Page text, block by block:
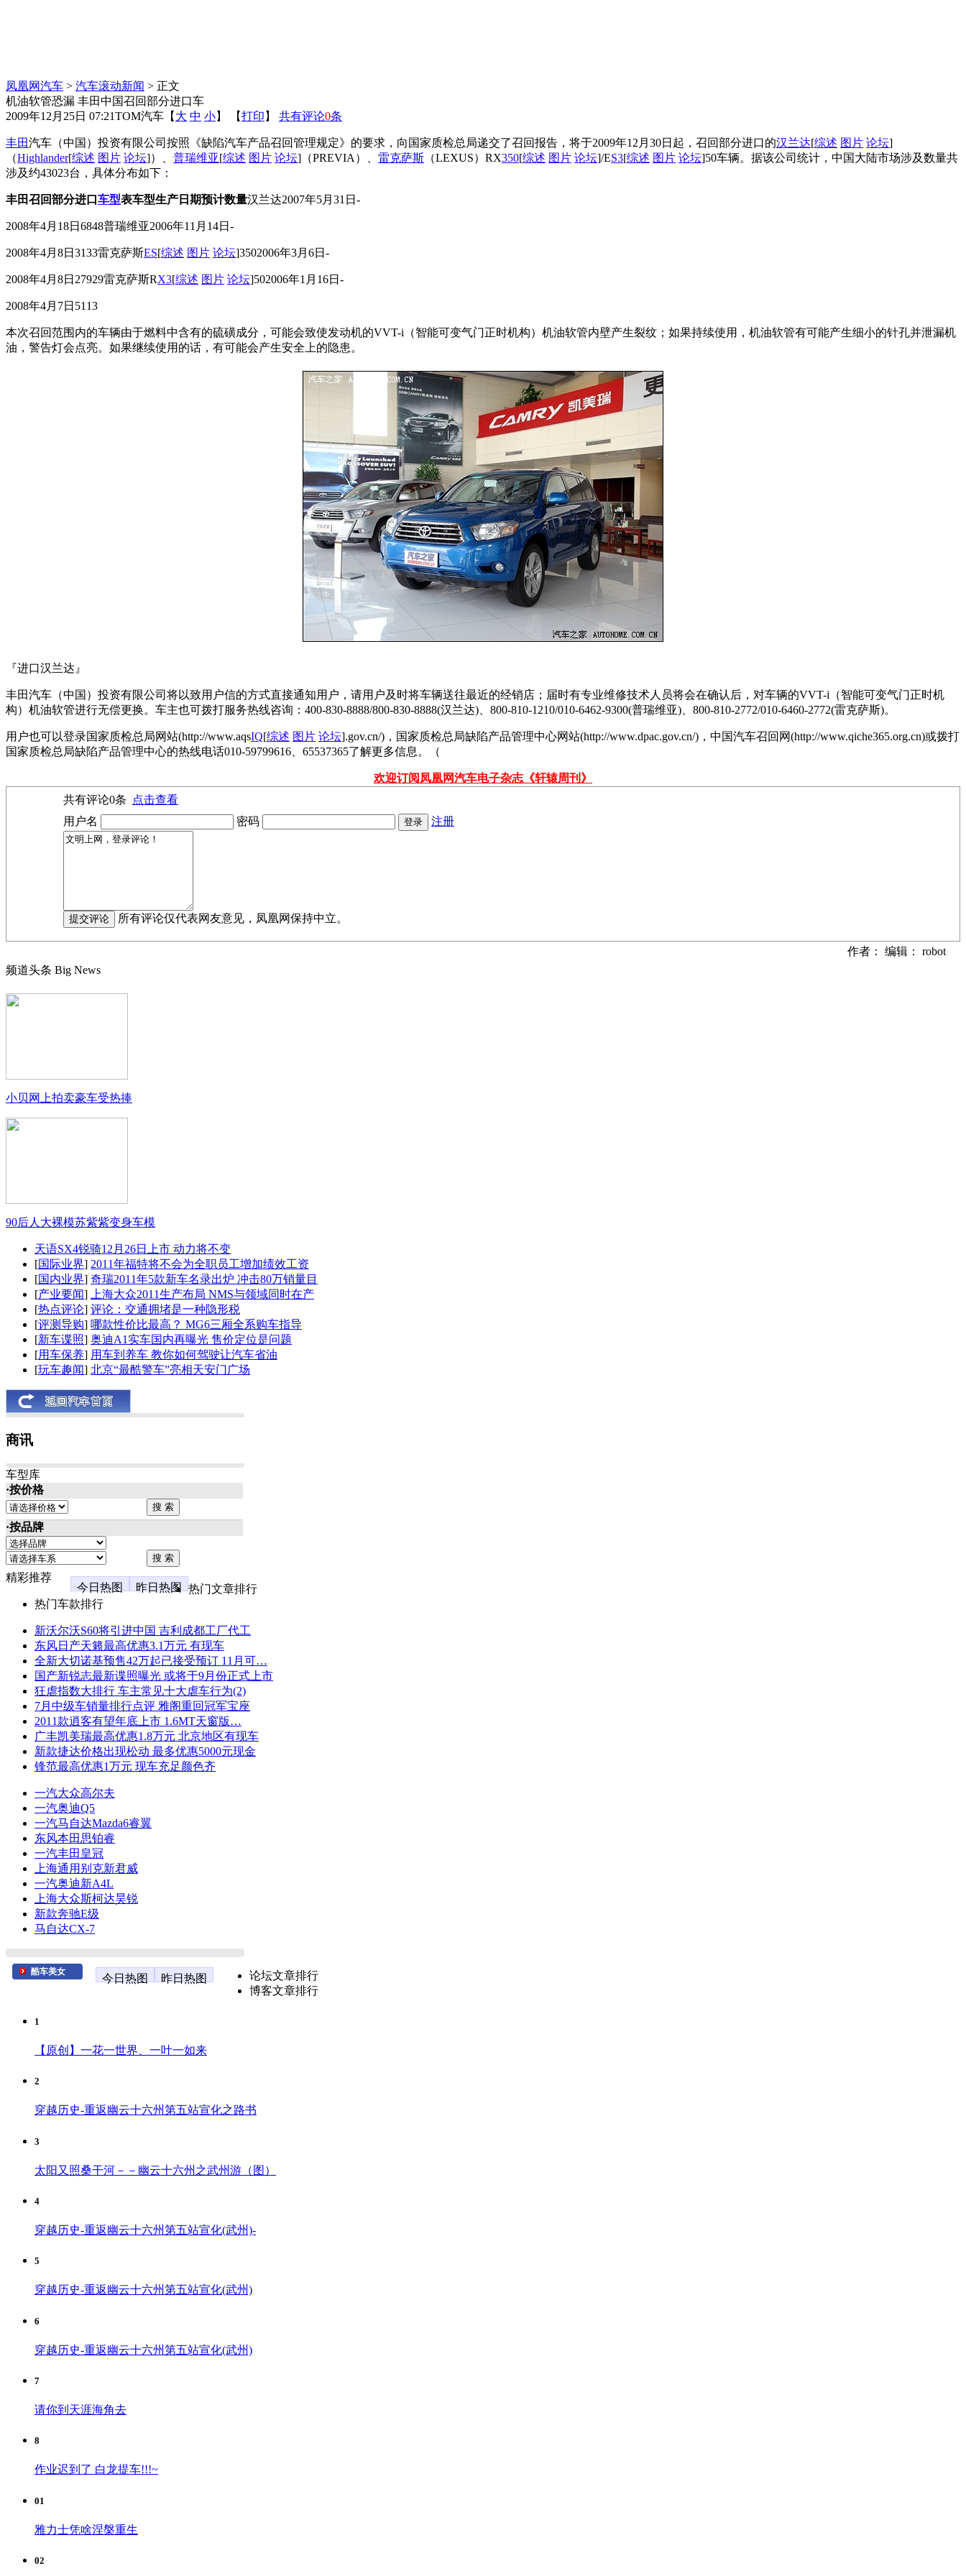
凤凰网汽车 > 汽车滚动新闻 > 正文
机油软管恐漏 丰田中国召回部分进口车
2009年12月25日 07:21TOM汽车 【 大 中 小】 【打印 】 共有评论0条
丰田汽车（中国）投资有限公司按照《缺陷汽车产品召回管理规定》的要求，向国家质检总局递交了召回报告，将于2009年12月30日起，召回部分进口的汉兰达[综述 图片 论坛]
（Highlander[综述 图片 论坛]）、 普瑞维亚[综述 图片 论坛]（PREVIA）、 雷克萨斯 （LEXUS）RX350[综述 图片 论坛]/ES3[综述 图片 论坛]50车辆。据该公司统计，中国大陆市场涉及数量共
涉及约43023台，具体分布如下：
丰田召回部分进口 车型表车型生产日期预计数量汉兰达2007年5月31日-
2008年4月18日6848普瑞维亚2006年11月14日-
2008年4月8日3133雷克萨斯ES[综述 图片 论坛]3502006年3月6日-
2008年4月8日27929雷克萨斯RX3[综述 图片 论坛]502006年1月16日-
2008年4月7日5113
本次召回范围内的车辆由于燃料中含有的硫磺成分，可能会致使发动机的VVT-i（智能可变气门正时机构）机油软管内壁产生裂纹；如果持续使用，机油软管有可能产生细小的针孔并泄漏机
油，警告灯会点亮。如果继续使用的话，有可能会产生安全上的隐患。
『进口汉兰达』
丰田汽车（中国）投资有限公司将以致用户信的方式直接通知用户，请用户及时将车辆送往最近的经销店；届时有专业维修技术人员将会在确认后，对车辆的VVT-i（智能可变气门正时机
构）机油软管进行无偿更换。车主也可拨打服务热线咨询：400-830-8888/800-830-8888(汉兰达)、800-810-1210/010-6462-9300(普瑞维亚)、800-810-2772/010-6460-2772(雷克萨斯)。
用户也可以登录国家质检总局网站(http://www.aqsIQ[综述 图片 论坛].gov.cn/)，国家质检总局缺陷产品管理中心网站(http://www.dpac.gov.cn/)，中国汽车召回网(http://www.qiche365.org.cn)或拨打
国家质检总局缺陷产品管理中心的热线电话010-59799616、65537365了解更多信息。（
欢迎订阅凤凰网汽车电子杂志《轩辕周刊》
共有评论0条
点击查看
用户名
密码 注册
所有评论仅代表网友意见，凤凰网保持中立。
作者： 编辑： robot
频道头条 Big News
小贝网上拍卖豪车受热捧
90后人大裸模苏紫紫变身车模
天语SX4锐骑12月26日上市 动力将不变
[国际业界] 2011年福特将不会为全职员工增加绩效工资
[国内业界] 奇瑞2011年5款新车名录出炉 冲击80万销量目
[产业要闻]
上海大众2011生产布局 NMS与领域同时在产
[热点评论] 评论：交通拥堵是一种隐形税
[评测导购] 哪款性价比最高？ MG6三厢全系购车指导
[新车谍照] 奥迪A1实车国内再曝光 售价定位是问题
[用车保养] 用车到养车 教你如何驾驶让汽车省油
[玩车趣闻] 北京“最酷警车”亮相天安门广场
商讯
车型库
·按价格
·按品牌
精彩推荐
今日热图
昨日热图
热门文章排行
热门车款排行
新沃尔沃S60将引进中国 吉利成都工厂代工
东风日产天籁最高优惠3.1万元 有现车
全新大切诺基预售42万起已接受预订 11月可…
国产新锐志最新谍照曝光 或将于9月份正式上市
狂虐指数大排行 车主常见十大虐车行为(2)
7月中级车销量排行点评 雅阁重回冠军宝座
2011款逍客有望年底上市 1.6MT天窗版…
广丰凯美瑞最高优惠1.8万元 北京地区有现车
新款捷达价格出现松动 最多优惠5000元现金
锋范最高优惠1万元 现车充足颜色齐
一汽大众高尔夫
一汽奥迪Q5
一汽马自达Mazda6睿翼
东风本田思铂睿
一汽丰田皇冠
上海通用别克新君威
一汽奥迪新A4L
上海大众斯柯达昊锐
新款奔驰E级
马自达CX-7
酷车美女
今日热图 昨日热图
论坛文章排行
博客文章排行
1
【原创】一花一世界、一叶一如来
2
穿越历史-重返幽云十六州第五站宣化之路书
3
太阳又照桑干河－－幽云十六州之武州游（图）
4
穿越历史-重返幽云十六州第五站宣化(武州)-
5
穿越历史-重返幽云十六州第五站宣化(武州)
6
穿越历史-重返幽云十六州第五站宣化(武州)
7
请你到天涯海角去
8
作业迟到了 白龙提车!!!~
01
雅力士凭啥涅槃重生
02